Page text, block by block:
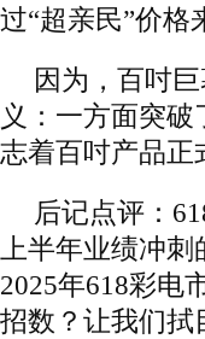
过“超亲民”价
因为，百吋
义：一方面突
志着百吋产品正
后记点评：
上半年业绩冲
2025年618彩电
招数？让我们拭